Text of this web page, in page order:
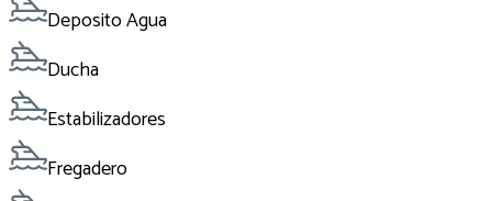
Deposito Agua
Ducha
Estabilizadores
Fregadero